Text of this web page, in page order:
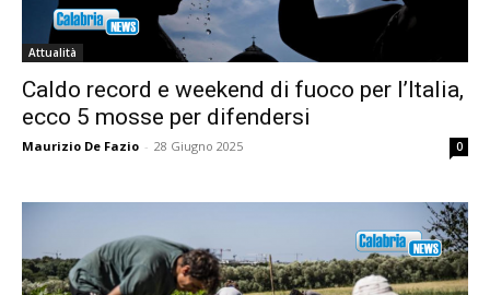
Attualità
Caldo record e weekend di fuoco per l’Italia,
ecco 5 mosse per difendersi
Maurizio De Fazio - 28 Giugno 2025 0